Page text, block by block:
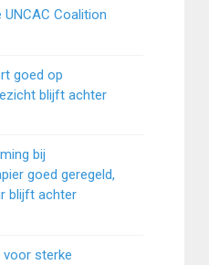
Coalition
goed op
blijft achter
bij
goed geregeld,
blijft achter
sterke